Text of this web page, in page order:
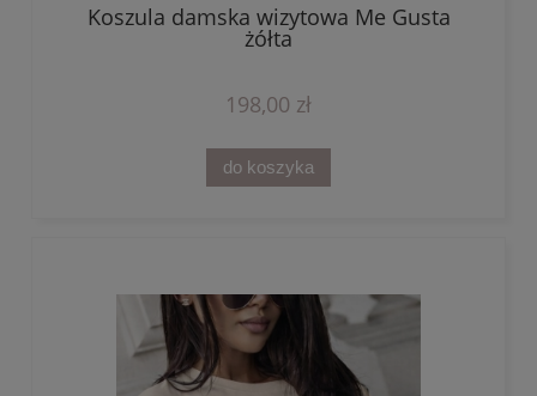
Koszula damska wizytowa Me Gusta
żółta
198,00 zł
do koszyka